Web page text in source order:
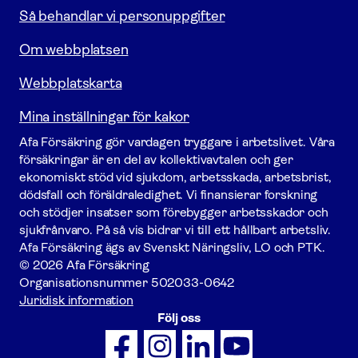
Så behandlar vi personuppgifter
Om webbplatsen
Webbplatskarta
Mina inställningar för kakor
Afa För­säkring gör vardagen tryggare i arbetslivet. Våra
försäk­ringar är en del av kollektivavtalen och ger
ekonomiskt stöd vid sjukdom, arbetsskada, arbetsbrist,
dödsfall och föräldraledighet. Vi finansierar forskning
och stödjer insatser som förebygger arbets­skador och
sjukfrånvaro. På så vis bidrar vi till ett hållbart arbetsliv.
Afa För­säkring ägs av Svenskt Näringsliv, LO och PTK.
© 2026 Afa Försäkring
Organisationsnummer 502033-0642
Juridisk information
Följ oss